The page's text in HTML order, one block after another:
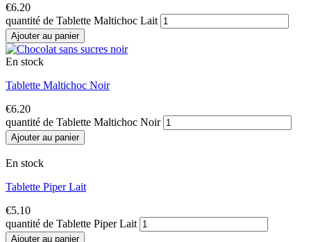
€6.20
quantité de Tablette Maltichoc Lait
Ajouter au panier
En stock
Tablette Maltichoc Noir
€6.20
quantité de Tablette Maltichoc Noir
Ajouter au panier
En stock
Tablette Piper Lait
€5.10
quantité de Tablette Piper Lait
Ajouter au panier